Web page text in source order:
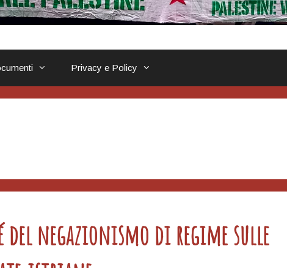
Privacy e Policy
del negazionismo di regime sulle